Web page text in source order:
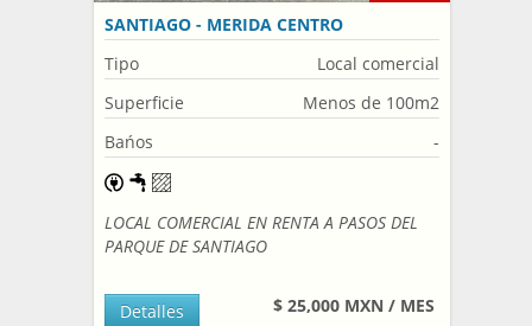
SANTIAGO - MERIDA CENTRO
Tipo
Local comercial
Superficie
Menos de 100m2
Bańos
-
LOCAL COMERCIAL EN RENTA A PASOS DEL
PARQUE DE SANTIAGO
$ 25,000 MXN / MES
Detalles